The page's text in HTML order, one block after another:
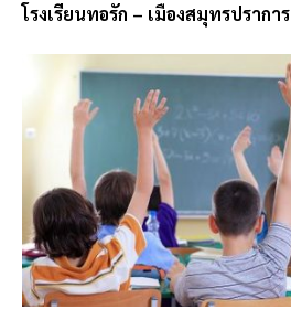
โรงเรียนทอรัก – เมืองสมุทรปรากา